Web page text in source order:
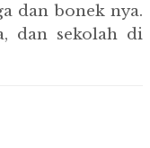
dan bonek nya.
dan sekolah di